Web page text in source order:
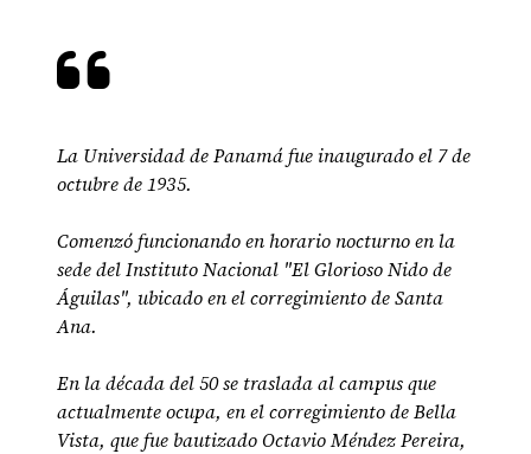
La Universidad de Panamá fue inaugurado el 7 de
octubre de 1935.
Comenzó funcionando en horario nocturno en la
sede del Instituto Nacional "El Glorioso Nido de
Águilas", ubicado en el corregimiento de Santa
Ana.
En la década del 50 se traslada al campus que
actualmente ocupa, en el corregimiento de Bella
Vista, que fue bautizado Octavio Méndez Pereira,